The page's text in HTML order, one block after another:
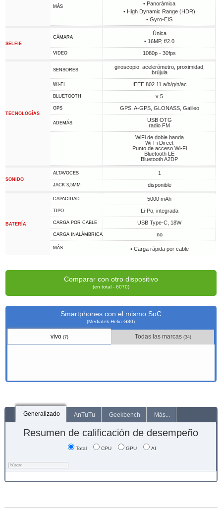
MÁS
• Panorámica
• High Dynamic Range (HDR)
• Gyro-EIS
SELFIE
CÁMARA
Única
• 16MP, f/2.0
VIDEO 1080p - 30fps
TECNOLOGÍAS
SENSORES
giroscopio, acelerómetro, proximidad,
brújula
WI-FI IEEE 802.11 a/b/g/n/ac
BLUETOOTH v 5
GPS GPS, A-GPS, GLONASS, Galileo
ADEMÁS
USB OTG
radio FM
WiFi de doble banda
Wi-Fi Direct
Punto de acceso Wi-Fi
Bluetooth LE
Bluetooth A2DP
SONIDO
ALTAVOCES 1
JACK 3,5MM disponible
BATERÍA
CAPACIDAD 5000 mAh
TIPO Li-Po, integrada
CARGA POR CABLE USB Type-C, 18W
CARGA INALÁMBRICA no
MÁS • Carga rápida por cable
Comparar con otro dispositivo
(en total - 6070)
Smartphones con el mismo SoC
(Mediatek Helio G80)
vivo(7) Todas las marcas (34)
Generalizado AnTuTu Geekbench Más...
Resumen de calificación de desempeño
Total CPU GPU AI